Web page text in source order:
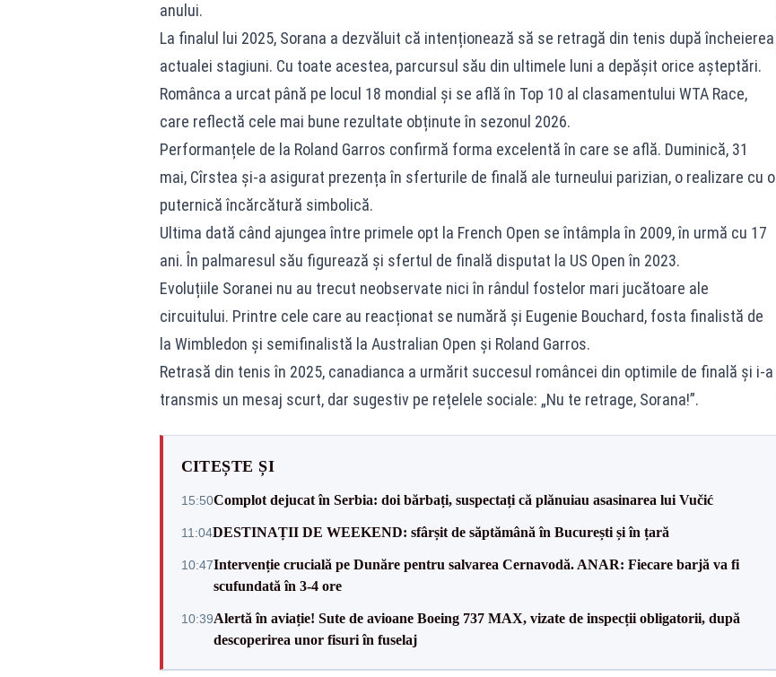
anului.
La finalul lui 2025, Sorana a dezvăluit că intenționează să se retragă din tenis după încheierea
actualei stagiuni. Cu toate acestea, parcursul său din ultimele luni a depășit orice așteptări.
Românca a urcat până pe locul 18 mondial și se află în Top 10 al clasamentului WTA Race,
care reflectă cele mai bune rezultate obținute în sezonul 2026.
Performanțele de la Roland Garros confirmă forma excelentă în care se află. Duminică, 31
mai, Cîrstea și-a asigurat prezența în sferturile de finală ale turneului parizian, o realizare cu o
puternică încărcătură simbolică.
Ultima dată când ajungea între primele opt la French Open se întâmpla în 2009, în urmă cu 17
ani. În palmaresul său figurează și sfertul de finală disputat la US Open în 2023.
Evoluțiile Soranei nu au trecut neobservate nici în rândul fostelor mari jucătoare ale
circuitului. Printre cele care au reacționat se numără și Eugenie Bouchard, fosta finalistă de
la Wimbledon și semifinalistă la Australian Open și Roland Garros.
Retrasă din tenis în 2025, canadianca a urmărit succesul româncei din optimile de finală și i-a
transmis un mesaj scurt, dar sugestiv pe rețelele sociale: „Nu te retrage, Sorana!”.
CITEȘTE ȘI
15:50Complot dejucat în Serbia: doi bărbați, suspectați că plănuiau asasinarea lui Vučić
11:04DESTINAȚII DE WEEKEND: sfârșit de săptămână în București și în țară
10:47Intervenție crucială pe Dunăre pentru salvarea Cernavodă. ANAR: Fiecare barjă va fi
scufundată în 3-4 ore
10:39Alertă în aviație! Sute de avioane Boeing 737 MAX, vizate de inspecții obligatorii, după
descoperirea unor fisuri în fuselaj